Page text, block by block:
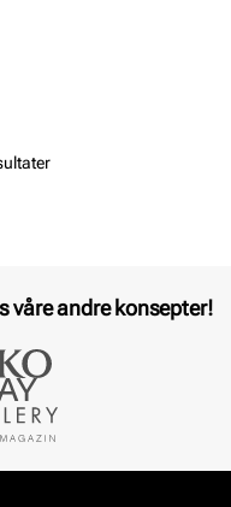
våre andre konsepter!